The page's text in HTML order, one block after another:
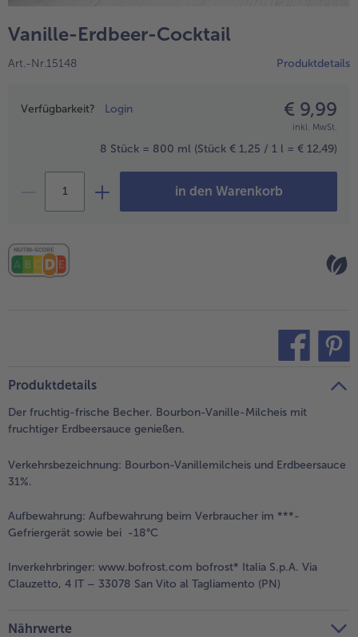
alle Obst
alle Süße Vielfalt
Confiserie & Feinkost
alle Küchenhelfer
Vanille-Erdbeer-Cocktail
Art.-Nr.15148 Produktdetails
Preisangabe
Verfügbarkeit? Login € 9,99
inkl. MwSt.
8 Stück = 800 ml (Stück € 1,25 / 1 l = € 12,49)
in den Warenkorb
Produktdetails
Der fruchtig-frische Becher. Bourbon-Vanille-Milcheis mit
fruchtiger Erdbeersauce genießen.
Verkehrsbezeichnung: Bourbon-Vanillemilcheis und Erdbeersauce
31%.
Aufbewahrung: Aufbewahrung beim Verbraucher im ***-
Gefriergerät sowie bei -18°C
Inverkehrbringer: www.bofrost.com bofrost* Italia S.p.A. Via
Clauzetto, 4 IT – 33078 San Vito al Tagliamento (PN)
Nährwerte